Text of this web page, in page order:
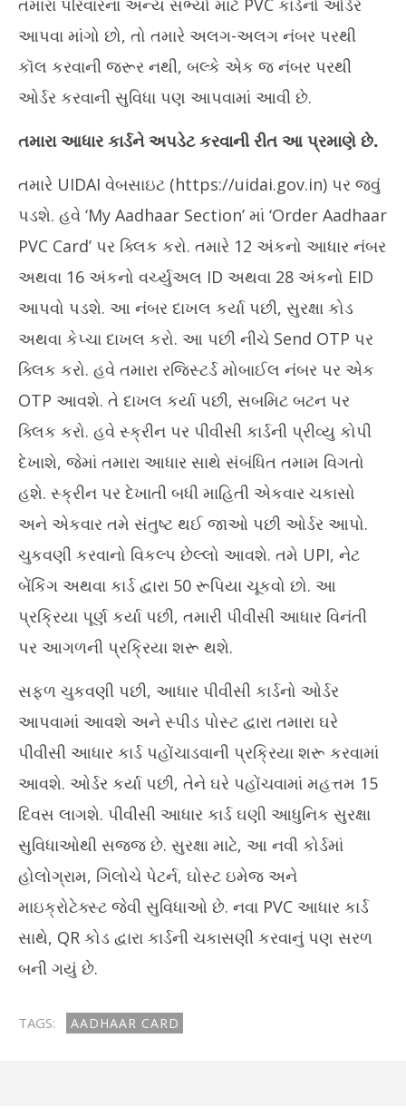
તમારા પરિવારના અન્ય સભ્યો માટે PVC કાર્ડનો ઓર્ડર
આપવા માંગો છો, તો તમારે અલગ-અલગ નંબર પરથી
કૉલ કરવાની જરૂર નથી, બલ્કે એક જ નંબર પરથી
ઓર્ડર કરવાની સુવિધા પણ આપવામાં આવી છે.
તમારા આધાર કાર્ડને અપડેટ કરવાની રીત આ પ્રમાણે છે.
તમારે UIDAI વેબસાઇટ (https://uidai.gov.in) પર જવું
પડશે. હવે ‘My Aadhaar Section’ માં ‘Order Aadhaar
PVC Card’ પર ક્લિક કરો. તમારે 12 અંકનો આધાર નંબર
અથવા 16 અંકનો વર્ચ્યુઅલ ID અથવા 28 અંકનો EID
આપવો પડશે. આ નંબર દાખલ કર્યા પછી, સુરક્ષા કોડ
અથવા કેપ્ચા દાખલ કરો. આ પછી નીચે Send OTP પર
ક્લિક કરો. હવે તમારા રજિસ્ટર્ડ મોબાઈલ નંબર પર એક
OTP આવશે. તે દાખલ કર્યા પછી, સબમિટ બટન પર
ક્લિક કરો. હવે સ્ક્રીન પર પીવીસી કાર્ડની પ્રીવ્યુ કોપી
દેખાશે, જેમાં તમારા આધાર સાથે સંબંધિત તમામ વિગતો
હશે. સ્ક્રીન પર દેખાતી બધી માહિતી એકવાર ચકાસો
અને એકવાર તમે સંતુષ્ટ થઈ જાઓ પછી ઓર્ડર આપો.
ચુકવણી કરવાનો વિકલ્પ છેલ્લો આવશે. તમે UPI, નેટ
બેંકિંગ અથવા કાર્ડ દ્વારા 50 રૂપિયા ચૂકવો છો. આ
પ્રક્રિયા પૂર્ણ કર્યા પછી, તમારી પીવીસી આધાર વિનંતી
પર આગળની પ્રક્રિયા શરૂ થશે.
સફળ ચુકવણી પછી, આધાર પીવીસી કાર્ડનો ઓર્ડર
આપવામાં આવશે અને સ્પીડ પોસ્ટ દ્વારા તમારા ઘરે
પીવીસી આધાર કાર્ડ પહોંચાડવાની પ્રક્રિયા શરૂ કરવામાં
આવશે. ઓર્ડર કર્યા પછી, તેને ઘરે પહોંચવામાં મહત્તમ 15
દિવસ લાગશે. પીવીસી આધાર કાર્ડ ઘણી આધુનિક સુરક્ષા
સુવિધાઓથી સજ્જ છે. સુરક્ષા માટે, આ નવી કોર્ડમાં
હોલોગ્રામ, ગિલોચે પેટર્ન, ઘોસ્ટ ઇમેજ અને
માઇક્રોટેક્સ્ટ જેવી સુવિધાઓ છે. નવા PVC આધાર કાર્ડ
સાથે, QR કોડ દ્વારા કાર્ડની ચકાસણી કરવાનું પણ સરળ
બની ગયું છે.
TAGS: AADHAAR CARD